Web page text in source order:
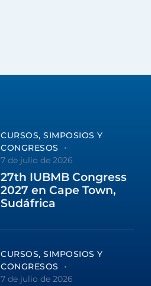
CURSOS, SIMPOSIOS Y
CONGRESOS
7 de julio de 2026
27th IUBMB Congress
2027 en Cape Town,
Sudáfrica
CURSOS, SIMPOSIOS Y
CONGRESOS
7 de julio de 2026